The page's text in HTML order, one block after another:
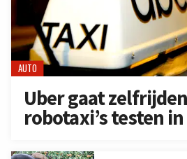
AUTO
Uber gaat
robotaxi’s testen